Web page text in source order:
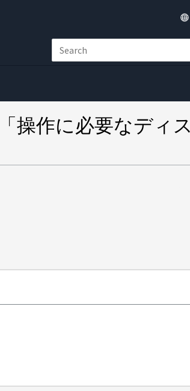
操作に必要なディ